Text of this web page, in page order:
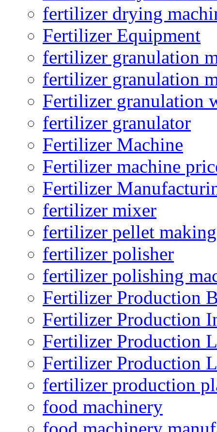
fertilizer drying
Fertilizer Equipment
fertilizer granulation
fertilizer granulation
Fertilizer granulation
fertilizer granulator
Fertilizer Machine
Fertilizer machine
Fertilizer
fertilizer mixer
fertilizer pellet making
fertilizer polisher
fertilizer polishing
Fertilizer Production
Fertilizer Production
Fertilizer Production
Fertilizer Production
fertilizer production
food machinery